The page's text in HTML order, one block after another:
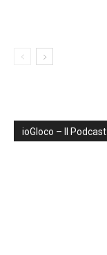
ioGIoco – Il Podcast